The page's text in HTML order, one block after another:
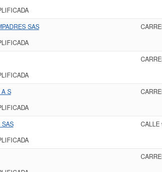
SAS
S
CALLE